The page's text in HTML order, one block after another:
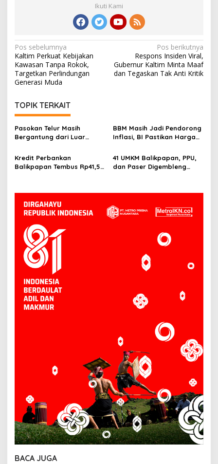
Ikuti Kami
Navigasi
pos
Pos sebelumnya
Kaltim Perkuat Kebijakan
Kawasan Tanpa Rokok,
Targetkan Perlindungan
Generasi Muda
Pos berikutnya
Respons Insiden Viral,
Gubernur Kaltim Minta Maaf
dan Tegaskan Tak Anti Kritik
TOPIK TERKAIT
Pasokan Telur Masih
Bergantung dari Luar
Siapkan Peternak Baru
BBM Masih Jadi Pendorong
Inflasi, BI Pastikan Harga
PPU Terkendali
Kredit Perbankan
Balikpapan Tembus Rp41,5
41 UMKM Balikpapan, PPU,
dan Paser Digembleng
BACA JUGA